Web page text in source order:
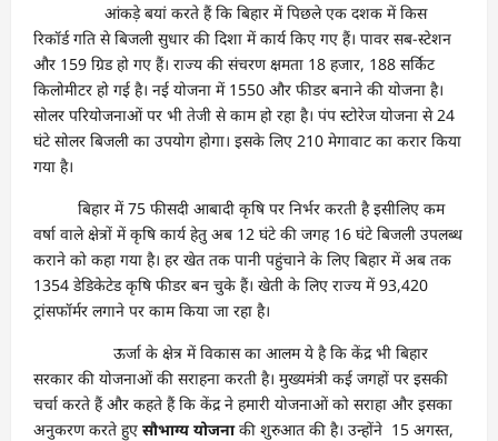
आंकड़े बयां करते हैं कि बिहार में पिछले एक दशक में किस
रिकॉर्ड गति से बिजली सुधार की दिशा में कार्य किए गए हैं। पावर सब-स्टेशन
और 159 ग्रिड हो गए हैं। राज्य की संचरण क्षमता 18 हजार, 188 सर्किट
किलोमीटर हो गई है। नई योजना में 1550 और फीडर बनाने की योजना है।
सोलर परियोजनाओं पर भी तेजी से काम हो रहा है। पंप स्टोरेज योजना से 24
घंटे सोलर बिजली का उपयोग होगा। इसके लिए 210 मेगावाट का करार किया
गया है।
बिहार में 75 फीसदी आबादी कृषि पर निर्भर करती है इसीलिए कम
वर्षा वाले क्षेत्रों में कृषि कार्य हेतु अब 12 घंटे की जगह 16 घंटे बिजली उपलब्ध
कराने को कहा गया है। हर खेत तक पानी पहुंचाने के लिए बिहार में अब तक
1354 डेडिकेटेड कृषि फीडर बन चुके हैं। खेती के लिए राज्य में 93,420
ट्रांसफॉर्मर लगाने पर काम किया जा रहा है।
ऊर्जा के क्षेत्र में विकास का आलम ये है कि केंद्र भी बिहार
सरकार की योजनाओं की सराहना करती है। मुख्यमंत्री कई जगहों पर इसकी
चर्चा करते हैं और कहते हैं कि केंद्र ने हमारी योजनाओं को सराहा और इसका
अनुकरण करते हुए सौभाग्य योजनाकी शुरुआत की है। उन्होंने 15 अगस्त,